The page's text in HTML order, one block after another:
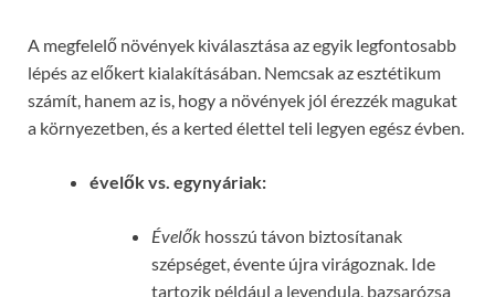
A megfelelő növények kiválasztása az egyik legfontosabb
lépés az előkert kialakításában. Nemcsak az esztétikum
számít, hanem az is, hogy a növények jól érezzék magukat
a környezetben, és a kerted élettel teli legyen egész évben.
évelők vs. egynyáriak:
Évelők hosszú távon biztosítanak
szépséget, évente újra virágoznak. Ide
tartozik például a levendula, bazsarózsa